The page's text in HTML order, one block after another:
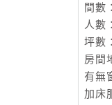
間數
人數
坪數
房間
有無
加床